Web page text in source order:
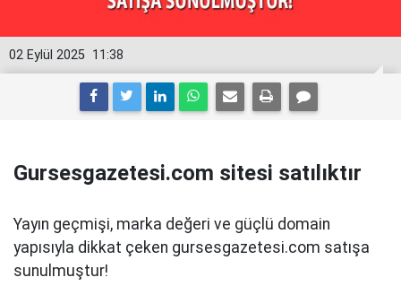
11:38
02 Eylül 2025
Gursesgazetesi.com sitesi satılıktır
Yayın geçmişi, marka değeri ve güçlü domain
yapısıyla dikkat çeken gursesgazetesi.com satışa
sunulmuştur!